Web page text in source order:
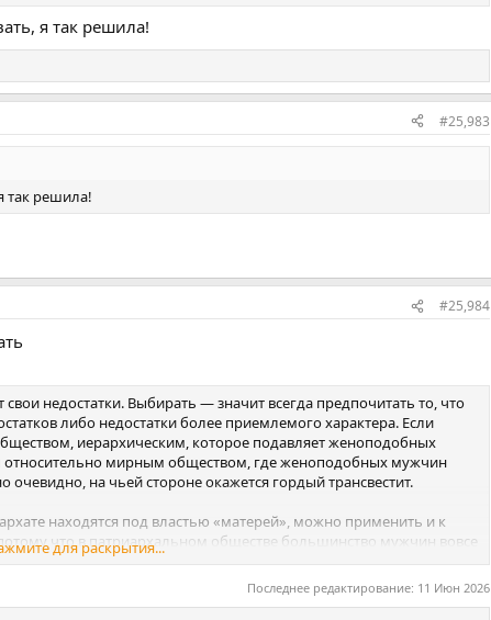
вне ,часто не соответствует тому, какие они на самом деле.
личность.
не слишком и отстают. Чаще всего мужчины играют роль
Забавно смотрится. А уж как обманываются многие
и вот тебя уже начинают реально воспринимать так, хотя ты и
так обманешь, но многих.
я так решила!
#25,983
так решила!
#25,984
недостатки. Выбирать — значит всегда предпочитать то, что
либо недостатки более приемлемого характера. Если
иерархическим, которое подавляет женоподобных
мирным обществом, где женоподобных мужчин
на чьей стороне окажется гордый трансвестит.
находятся под властью «матерей», можно применить и к
что в патриархальном обществе большинство мужчин вовсе
зависят от своей группы и её лидеров, вплоть до того, что
для раскрытия...
Последнее редактирование: 11 Июн 2026